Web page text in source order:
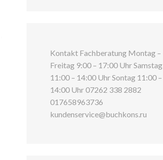
Kontakt Fachberatung Montag –
Freitag 9:00 – 17:00 Uhr Samstag
11:00 – 14:00 Uhr Sontag 11:00 –
14:00 Uhr 07262 338 2882
017658963736
kundenservice@buchkons.ru